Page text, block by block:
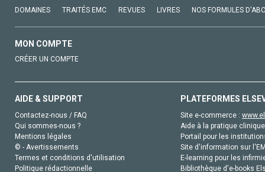
DOMAINES TRAITÉS EMC REVUES LIVRES NOS FORMULES
MON COMPTE
CRÉER UN COMPTE
AIDE & SUPPORT
Contactez-nous / FAQ
Qui sommes-nous ?
Mentions légales
© - Avertissements
Termes et conditions d'utilisation
Politique rédactionnelle
PLATEFORMES
Site e-commerce :
Aide à la pratique
Portail pour les
Site d'information sur
E-learning pour les
Bibliothèque d'e-books